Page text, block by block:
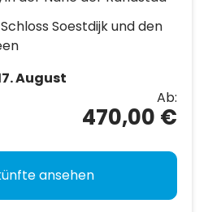
Soestdijk und den
August
Ab:
470,00 €
ansehen